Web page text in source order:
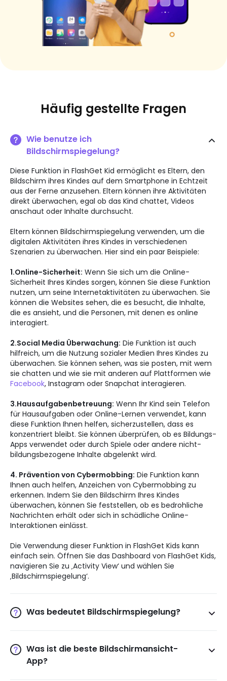
Häufig gestellte Fragen
Wie benutze ich
Bildschirmspiegelung?
Diese Funktion in FlashGet Kid ermöglicht es Eltern, den
Bildschirm ihres Kindes auf dem Smartphone in Echtzeit
aus der Ferne anzusehen. Eltern können ihre Aktivitäten
direkt überwachen, egal ob das Kind chattet, Videos
anschaut oder Inhalte durchsucht.
Eltern können Bildschirmspiegelung verwenden, um die
digitalen Aktivitäten ihres Kindes in verschiedenen
Szenarien zu überwachen. Hier sind ein paar Beispiele:
1.Online-Sicherheit: Wenn Sie sich um die Online-
Sicherheit Ihres Kindes sorgen, können Sie diese Funktion
nutzen, um seine Internetaktivitäten zu überwachen. Sie
können die Websites sehen, die es besucht, die Inhalte,
die es ansieht, und die Personen, mit denen es online
interagiert.
2.Social Media Überwachung: Die Funktion ist auch
hilfreich, um die Nutzung sozialer Medien Ihres Kindes zu
überwachen. Sie können sehen, was sie posten, mit wem
sie chatten und wie sie mit anderen auf Plattformen wie
Facebook, Instagram oder Snapchat interagieren.
3.Hausaufgabenbetreuung: Wenn Ihr Kind sein Telefon
für Hausaufgaben oder Online-Lernen verwendet, kann
diese Funktion Ihnen helfen, sicherzustellen, dass es
konzentriert bleibt. Sie können überprüfen, ob es Bildungs-
Apps verwendet oder durch Spiele oder andere nicht-
bildungsbezogene Inhalte abgelenkt wird.
4. Prävention von Cybermobbing: Die Funktion kann
Ihnen auch helfen, Anzeichen von Cybermobbing zu
erkennen. Indem Sie den Bildschirm Ihres Kindes
überwachen, können Sie feststellen, ob es bedrohliche
Nachrichten erhält oder sich in schädliche Online-
Interaktionen einlässt.
Die Verwendung dieser Funktion in FlashGet Kids kann
einfach sein. Öffnen Sie das Dashboard von FlashGet Kids,
navigieren Sie zu ‚Activity View‘ und wählen Sie
‚Bildschirmspiegelung‘.
Was bedeutet Bildschirmspiegelung?
ermöglicht, das Display eines Geräts (wie eines
Mobiltelefons) in Echtzeit auf den Bildschirm eines
anderen Geräts zu spiegeln. Im Kontext von FlashGet Kids
können Eltern die Bildschirmaktivitäten ihres Kindes live
Was ist die beste Bildschirmansicht-
App?